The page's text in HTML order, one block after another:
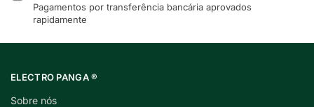
Pagamentos por transferência bancária aprovados
rapidamente
ELECTRO PANGA ®
Sobre nós